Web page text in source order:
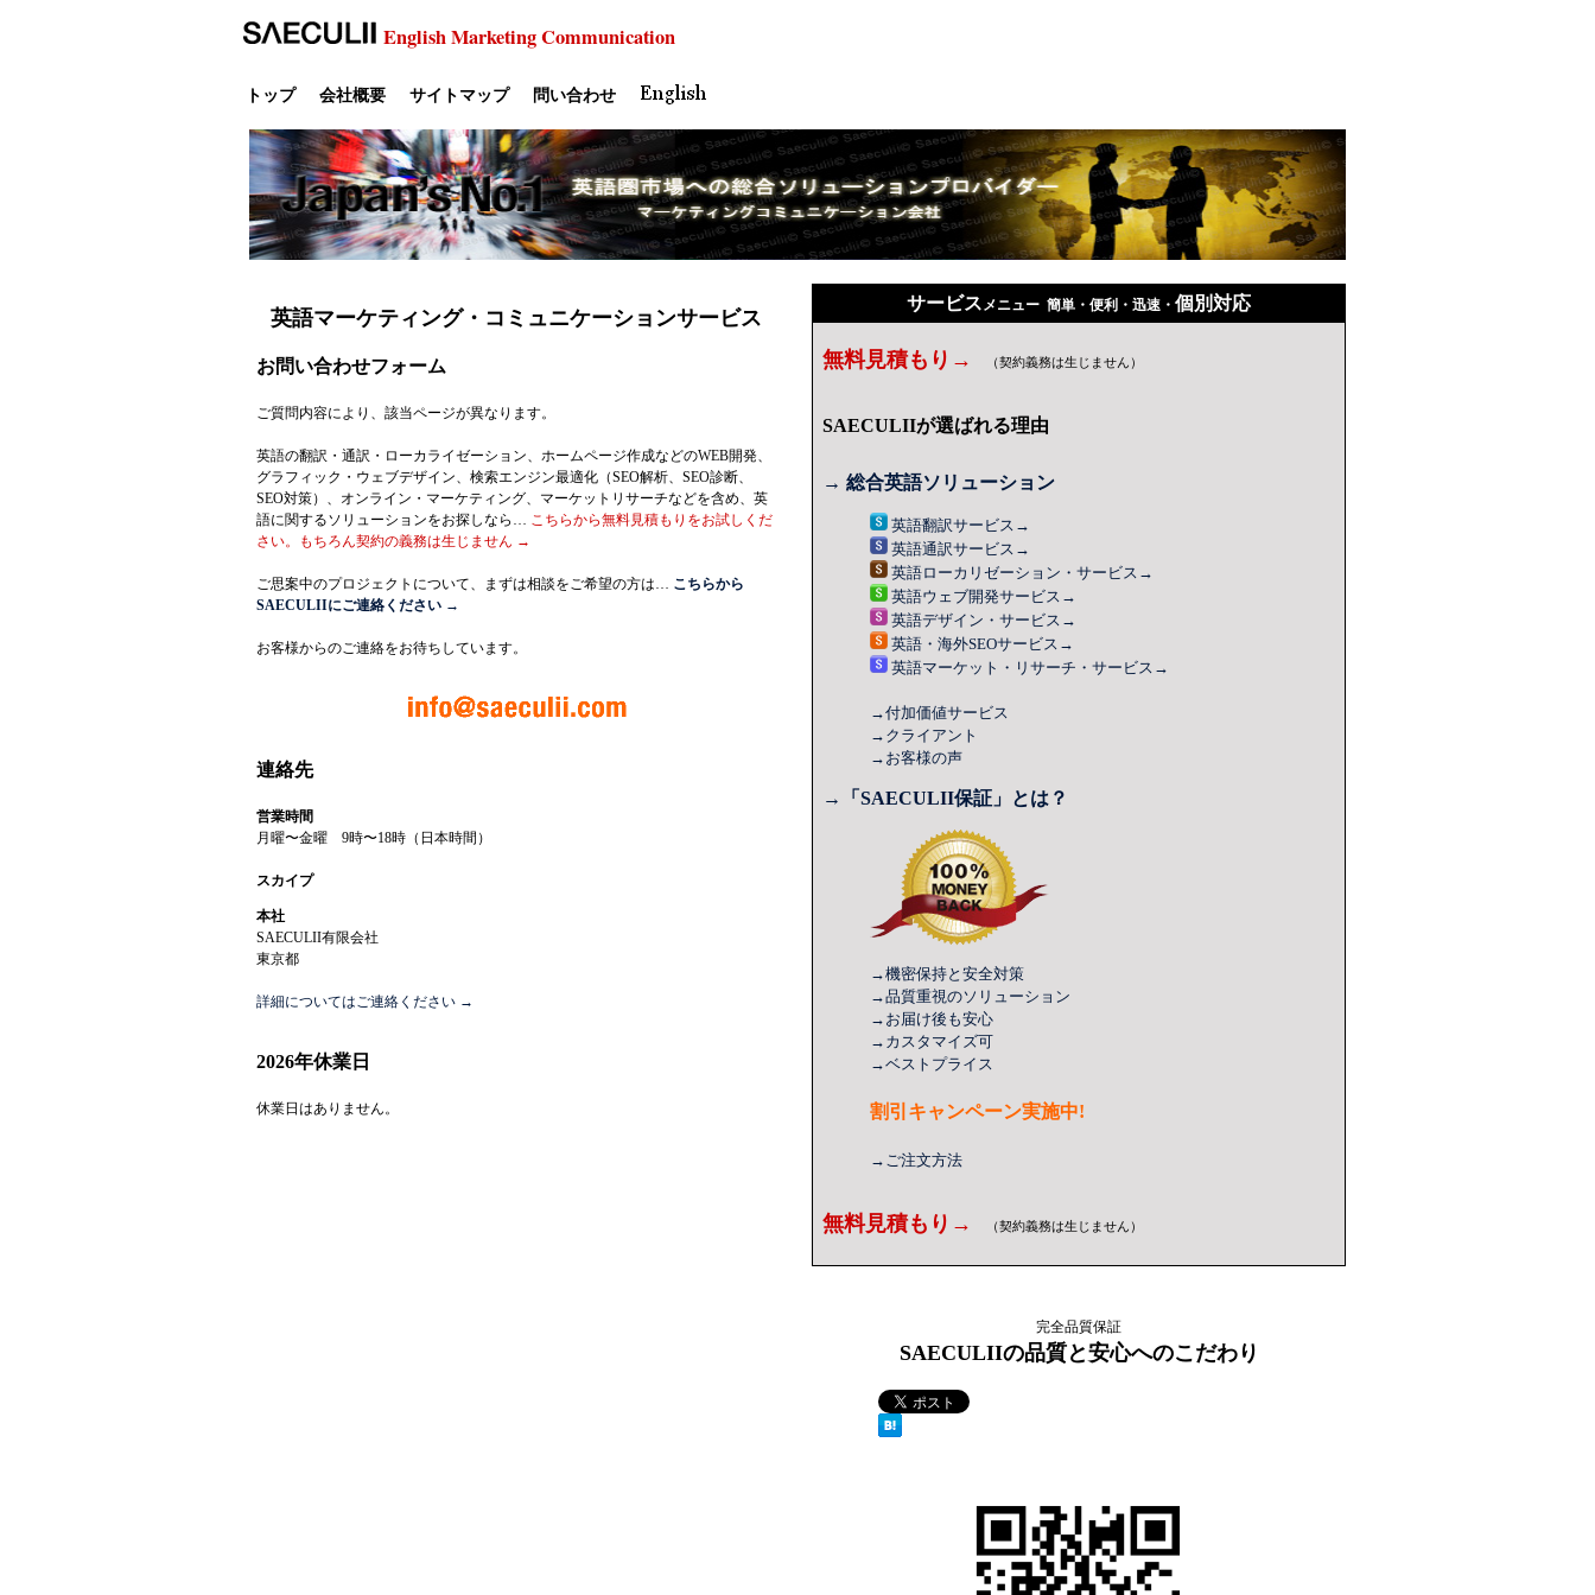
English MarketingCommunication
トップ 会社概要 サイトマップ 問い合わせ
英語マーケティング・コミュニケーションサービス
お問い合わせフォーム
ご質問内容により、該当ページが異なります。
英語の翻訳・通訳・ローカライゼーション、ホームページ作成などのWEB開発、
グラフィック・ウェブデザイン、検索エンジン最適化（SEO解析、SEO診断、
SEO対策）、オンライン・マーケティング、マーケットリサーチなどを含め、英
語に関するソリューションをお探しなら… こちらから無料見積もりをお試しくだ
さい。もちろん契約の義務は生じません →
ご思案中のプロジェクトについて、まずは相談をご希望の方は… こちらから
SAECULIIにご連絡ください →
お客様からのご連絡をお待ちしています。
連絡先
営業時間
月曜〜金曜 9時〜18時（日本時間）
スカイプ
本社
SAECULII有限会社
東京都
詳細についてはご連絡ください →
2026年休業日
休業日はありません。
サービスメニュー 簡単・便利・迅速・ 個別対応
無料見積もり→ （契約義務は生じません）
SAECULIIが選ばれる理由
→ 総合英語ソリューション
英語翻訳サービス →
英語通訳サービス →
英語ローカリゼーション ・サービス →
英語ウェブ開発サービス →
英語デザイン ・サービス →
英語・ 海外SEOサービス →
英語マーケット・リサーチ ・サービス →
→付加価値サービス
→クライアント
→お客様の声
→「SAECULII保証」とは？
→機密保持と安全対策
→品質重視のソリューション
→お届け後も安心
→カスタマイズ可
→ベストプライス
割引キャンペーン実施中!
→ご注文方法
無料見積もり→ （契約義務は生じません）
完全品質保証
SAECULIIの品質と安心へのこだわり